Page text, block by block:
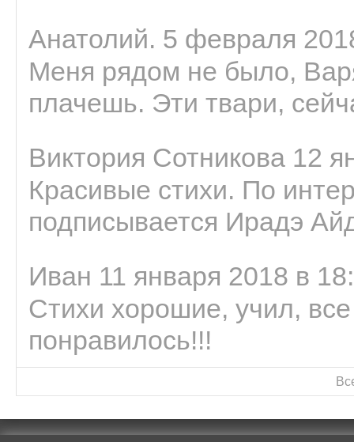
Анатолий. 5 февраля
Меня рядом не было,
плачешь. Эти твари,
Виктория Сотникова 12
Красивые стихи. По
подписывается Ирадэ
Иван 11 января 2018 в
Стихи хорошие, учил,
понравилось!!!